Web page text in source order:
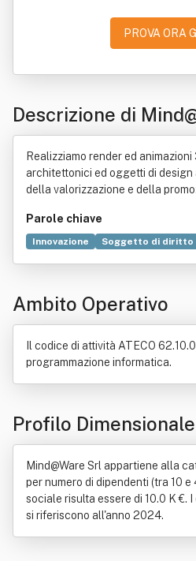
PROVA ORA
Descrizione di
Realizziamo render ed
architettonici ed oggetti di design
della valorizzazione e della
Parole chiave
Innovazione Soggetto di diritto
Software
Applicazione
Bene immobile
Ambito Operativo
Il codice di attività ATECO
programmazione informatica.
Profilo Dimensionale
Mind@Ware Srl appartiene alla
per numero di dipendenti (tra 10
sociale risulta essere di 10.0 K €.
si riferiscono all'anno 2024.